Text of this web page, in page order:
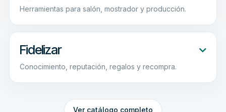
Herramientas para salón, mostrador y producción.
Fidelizar
Conocimiento, reputación, regalos y recompra.
Ver catálogo completo